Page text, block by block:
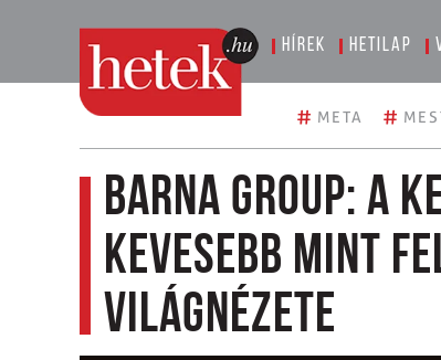
Hírek Hetilap
# META #
Barna Group: a
kevesebb mint
világnézete